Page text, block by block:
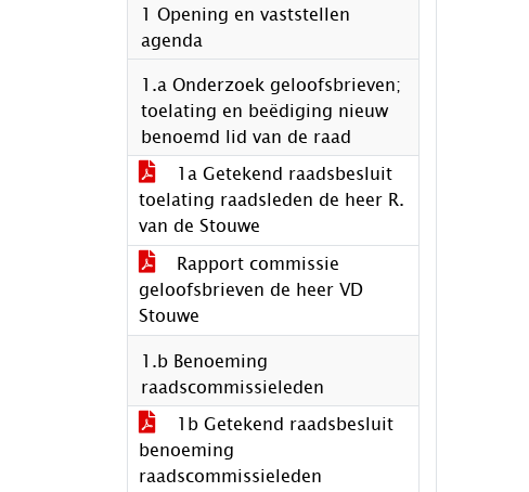
1 Opening en vaststellen
agenda
1.a Onderzoek geloofsbrieven;
toelating en beëdiging nieuw
benoemd lid van de raad
1a Getekend raadsbesluit
toelating raadsleden de heer R.
van de Stouwe
Rapport commissie
geloofsbrieven de heer VD
Stouwe
1.b Benoeming
raadscommissieleden
1b Getekend raadsbesluit
benoeming
raadscommissieleden